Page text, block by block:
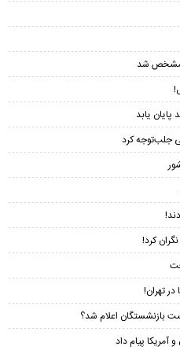
مشخص شد
یابد
جلب‌توجه کرد
کرد!
تهران!
بازنشستگان اعلام شد؟
آمریکا پیام داد